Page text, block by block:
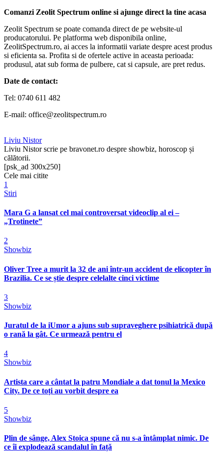
Comanzi Zeolit Spectrum online si ajunge direct la tine acasa
Zeolit Spectrum se poate comanda direct de pe website-ul
producatorului. Pe platforma web disponibila online,
ZeolitSpectrum.ro, ai acces la informatii variate despre acest produs
si eficienta sa. Profita si de ofertele active in aceasta perioada:
produsul, atat sub forma de pulbere, cat si capsule, are pret redus.
Date de contact:
Tel: 0740 611 482
E-mail: office@zeolitspectrum.ro
Liviu Nistor
Liviu Nistor scrie pe bravonet.ro despre showbiz, horoscop și
călătorii.
[psk_ad 300x250]
Cele mai citite
1
Stiri
Mara G a lansat cel mai controversat videoclip al ei –
„Trotinete”
2
Showbiz
Oliver Tree a murit la 32 de ani într-un accident de elicopter în
Brazilia. Ce se știe despre celelalte cinci victime
3
Showbiz
Juratul de la iUmor a ajuns sub supraveghere psihiatrică după
o rană la gât. Ce urmează pentru el
4
Showbiz
Artista care a cântat la patru Mondiale a dat tonul la Mexico
City. De ce toți au vorbit despre ea
5
Showbiz
Plin de sânge, Alex Stoica spune că nu s-a întâmplat nimic. De
ce îi explodează scandalul în față